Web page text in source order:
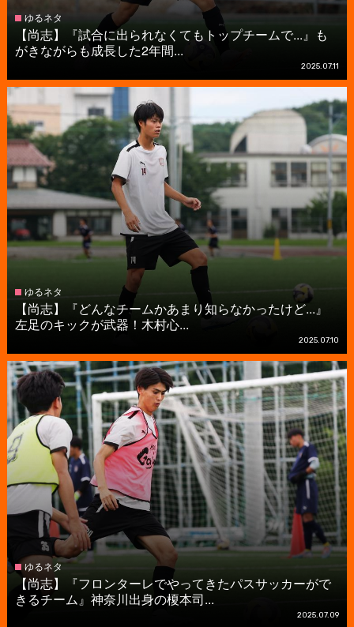
ゆるネタ
【尚志】『試合に出られなくてもトップチームで...』も
がきながらも成長した2年間...
2025.07.11
ゆるネタ
【尚志】『どんなチームかあまり知らなかったけど...』
左足のキックが武器！木村心...
2025.07.10
ゆるネタ
【尚志】『フロンターレでやってきたパスサッカーがで
きるチーム』神奈川出身の榎本司...
2025.07.09